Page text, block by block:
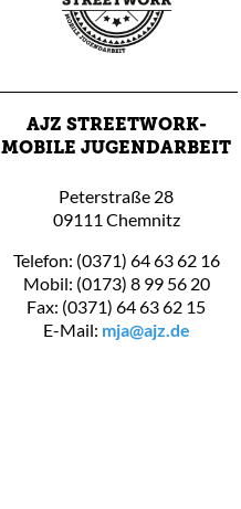
AJZ STREETWORK-
MOBILE JUGENDARBEIT
Peterstraße 28
09111 Chemnitz
Telefon: (0371) 64 63 62 16
Mobil: (0173) 8 99 56 20
Fax: (0371) 64 63 62 15
E-Mail: mja@ajz.de